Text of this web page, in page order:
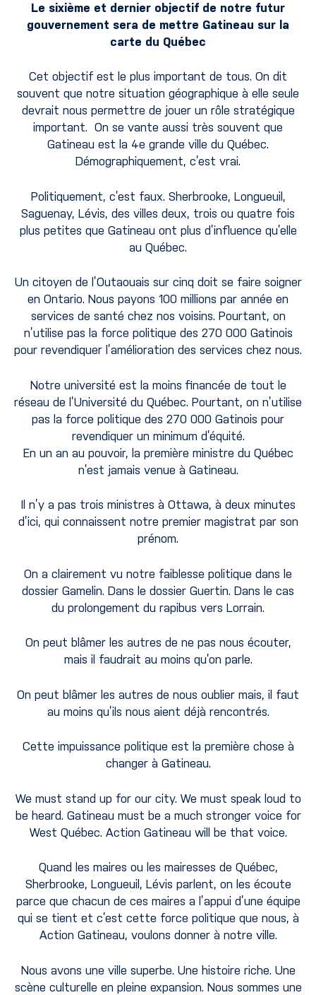
Le sixième et dernier objectif de notre futur
gouvernement sera de mettre Gatineau sur la
carte du Québec
Cet objectif est le plus important de tous. On dit
souvent que notre situation géographique à elle seule
devrait nous permettre de jouer un rôle stratégique
important. On se vante aussi très souvent que
Gatineau est la 4e grande ville du Québec.
Démographiquement, c’est vrai.
Politiquement, c’est faux. Sherbrooke, Longueuil,
Saguenay, Lévis, des villes deux, trois ou quatre fois
plus petites que Gatineau ont plus d’influence qu’elle
au Québec.
Un citoyen de l’Outaouais sur cinq doit se faire soigner
en Ontario. Nous payons 100 millions par année en
services de santé chez nos voisins. Pourtant, on
n’utilise pas la force politique des 270 000 Gatinois
pour revendiquer l’amélioration des services chez nous.
Notre université est la moins financée de tout le
réseau de l’Université du Québec. Pourtant, on n’utilise
pas la force politique des 270 000 Gatinois pour
revendiquer un minimum d’équité.
En un an au pouvoir, la première ministre du Québec
n’est jamais venue à Gatineau.
Il n’y a pas trois ministres à Ottawa, à deux minutes
d’ici, qui connaissent notre premier magistrat par son
prénom.
On a clairement vu notre faiblesse politique dans le
dossier Gamelin. Dans le dossier Guertin. Dans le cas
du prolongement du rapibus vers Lorrain.
On peut blâmer les autres de ne pas nous écouter,
mais il faudrait au moins qu’on parle.
On peut blâmer les autres de nous oublier mais, il faut
au moins qu’ils nous aient déjà rencontrés.
Cette impuissance politique est la première chose à
changer à Gatineau.
We must stand up for our city. We must speak loud to
be heard. Gatineau must be a much stronger voice for
West Québec. Action Gatineau will be that voice.
Quand les maires ou les mairesses de Québec,
Sherbrooke, Longueuil, Lévis parlent, on les écoute
parce que chacun de ces maires a l’appui d’une équipe
qui se tient et c’est cette force politique que nous, à
Action Gatineau, voulons donner à notre ville.
Nous avons une ville superbe. Une histoire riche. Une
scène culturelle en pleine expansion. Nous sommes une